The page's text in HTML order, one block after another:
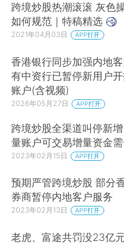
跨境炒股热潮滚滚 灰色
如何规范｜特稿精选
2021年04月03日 APP打开
香港银行同步加强内地
有中资行已暂停新用户
账户(含视频)
2026年05月27日 APP打开
跨境炒股全渠道叫停新
量账户可交易增量资金
2023年02月15日 APP打开
预期严管跨境炒股 部分
券商暂停内地客户服务
2023年02月13日 APP打开
老虎、富途共罚没23亿